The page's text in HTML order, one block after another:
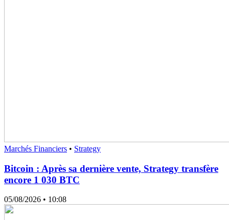
Marchés Financiers • Strategy
Bitcoin : Après sa dernière vente, Strategy transfère
encore 1 030 BTC
05/08/2026 • 10:08